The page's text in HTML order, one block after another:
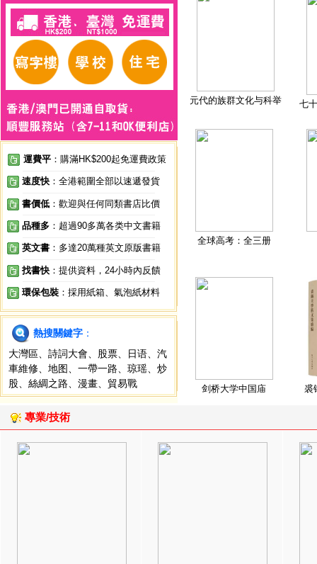
運費平 ：購滿HK$200起免運費政策
速度快 ：全港範圍全部以速遞發貨
書價低 ：歡迎與任何同類書店比價
品種多 ：超過90多萬各类中文書籍
英文書 ：多達20萬種英文原版書籍
找書快 ：提供資料，24小時內反饋
環保包裝 ：採用紙箱、氣泡紙材料
熱搜關鍵字 ：
大灣區
詩詞大會 股票 日语
汽
車維修
地图 一帶一路 琼瑶
炒
股
絲綢之路 漫畫 貿易戰
元代的族群文化与科举 七
全球高考：全三册
剑桥大学中国庙 裘
專業/技術